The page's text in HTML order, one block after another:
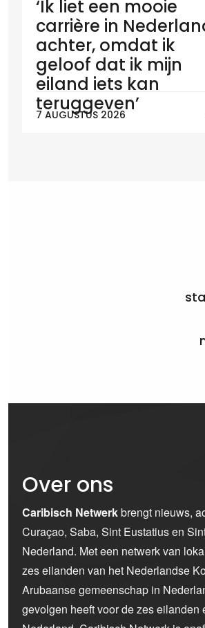
‘Ik liet een mooie
carrière in
achter, omdat ik
geloof dat ik mijn
eiland iets kan
teruggeven’
7 AUGUSTUS 2026
Over ons
Caribisch Netwerkbrengt nieuws,
Curaçao, Saba, Sint Eustatius en
Nederland. Met een netwerk van
zes eilanden van het Nederlandse
Arubaanse gemeenschap in
gevolgen heeft voor de zes